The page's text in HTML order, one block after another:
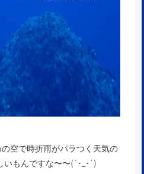
空で時折雨がパラつく天気の
いもんですな〜〜(´･_･`)